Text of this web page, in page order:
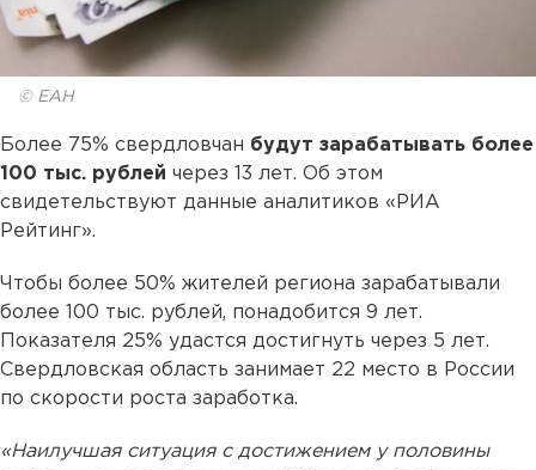
© ЕАН
Более 75% свердловчан будут зарабатывать более
100 тыс. рублей через 13 лет. Об этом
свидетельствуют данные аналитиков «РИА
Рейтинг».
Чтобы более 50% жителей региона зарабатывали
более 100 тыс. рублей, понадобится 9 лет.
Показателя 25% удастся достигнуть через 5 лет.
Свердловская область занимает 22 место в России
по скорости роста заработка.
«Наилучшая ситуация с достижением у половины